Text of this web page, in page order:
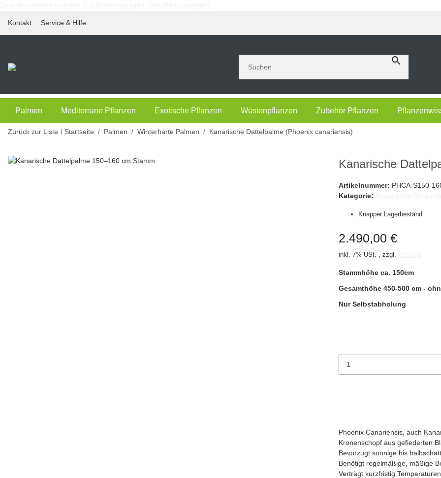
Kontakt Service & Hilfe
Palmen Mediterrane Pflanzen Exotische Pflanzen Wüstenpflanzen Zubehör Pflanzen
Zurück zur Liste Startseite Palmen Winterharte Palmen Kanarische Dattelpalme (Phoenix canariensis)
Kanarische
Artikelnummer: PHCA-S150-
Kategorie:
Knapper Lagerbestand
2.490,00 €
inkl. 7% USt. , zzgl.
Stammhöhe ca. 150cm
Gesamthöhe 450-500 cm -
Nur Selbstabholung
Phoenix Canariensis, auch
Kronenschopf aus gefiederten
Bevorzugt sonnige bis
Benötigt regelmäßige, mäßige
Verträgt kurzfristig